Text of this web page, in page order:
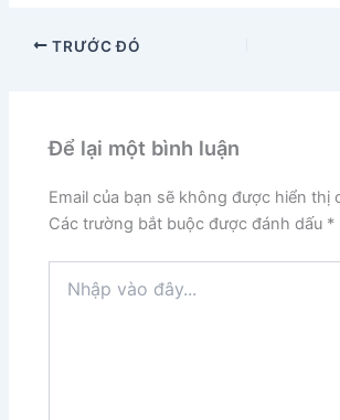
TRƯỚC ĐÓ
Để lại một bình luận
Email của bạn sẽ không được hiển thị
Các trường bắt buộc được đánh dấu *
vào